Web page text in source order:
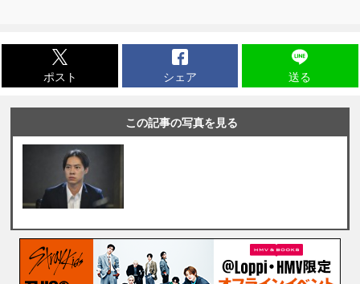
ポスト シェア 送る
この記事の写真を見る